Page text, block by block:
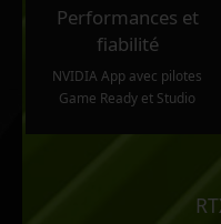
Performances et
fiabilité
NVIDIA App avec pilotes
Game Ready et Studio